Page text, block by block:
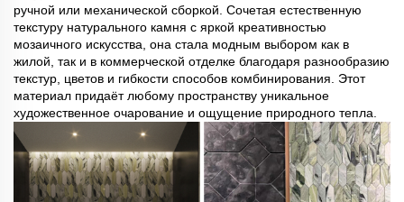
ручной или механической сборкой. Сочетая естественную
текстуру натурального камня с яркой креативностью
мозаичного искусства, она стала модным выбором как в
жилой, так и в коммерческой отделке благодаря разнообразию
текстур, цветов и гибкости способов комбинирования. Этот
материал придаёт любому пространству уникальное
художественное очарование и ощущение природного тепла.